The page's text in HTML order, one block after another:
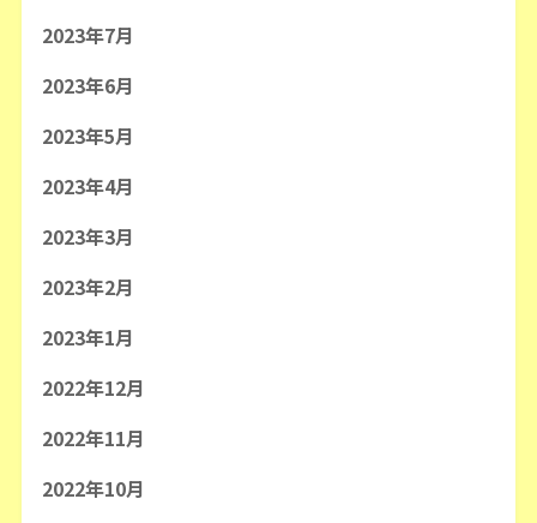
2023年7月
2023年6月
2023年5月
2023年4月
2023年3月
2023年2月
2023年1月
2022年12月
2022年11月
2022年10月